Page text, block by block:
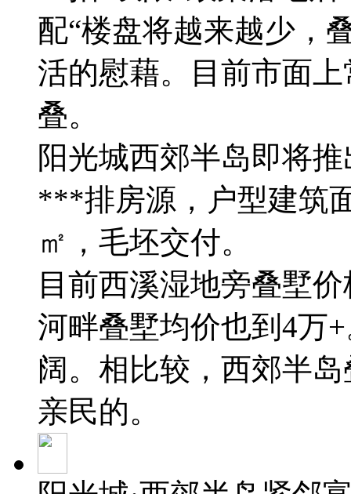
配“楼盘将越来越少，
活的慰藉。目前市面
叠。
阳光城西郊半岛即将
***排房源，户型建筑
㎡，毛坯交付。
目前西溪湿地旁叠墅
河畔叠墅均价也到4万
阔。相比较，西郊半
亲民的。